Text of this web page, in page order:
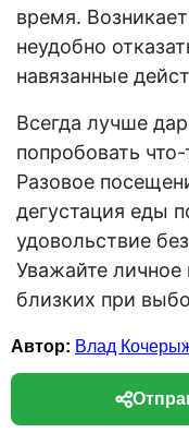
время.
неудобно
навязанные
Всегда лучше
попробовать
Разовое
дегустация еды
удовольствие
Уважайте личное
близких при
Автор: Влад